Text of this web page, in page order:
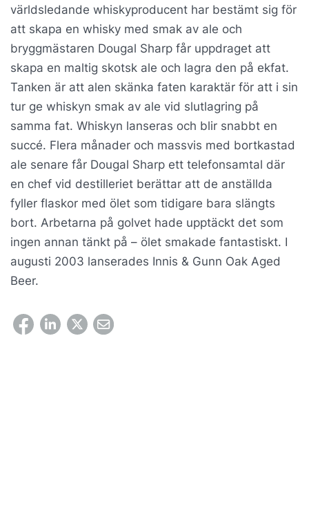
världsledande whiskyproducent har bestämt sig för
att skapa en whisky med smak av ale och
bryggmästaren Dougal Sharp får uppdraget att
skapa en maltig skotsk ale och lagra den på ekfat.
Tanken är att alen skänka faten karaktär för att i sin
tur ge whiskyn smak av ale vid slutlagring på
samma fat. Whiskyn lanseras och blir snabbt en
succé. Flera månader och massvis med bortkastad
ale senare får Dougal Sharp ett telefonsamtal där
en chef vid destilleriet berättar att de anställda
fyller flaskor med ölet som tidigare bara slängts
bort. Arbetarna på golvet hade upptäckt det som
ingen annan tänkt på – ölet smakade fantastiskt. I
augusti 2003 lanserades Innis & Gunn Oak Aged
Beer.